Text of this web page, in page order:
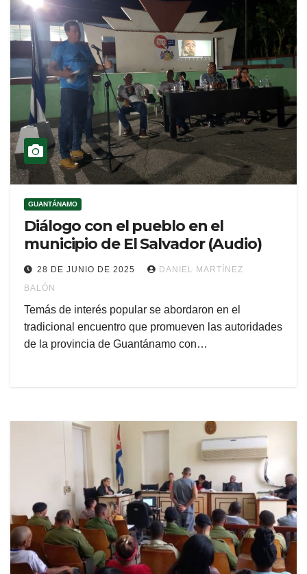
GUANTÁNAMO
Diálogo con el pueblo en el
municipio de El Salvador (Audio)
28 DE JUNIO DE 2025
DANIEL MARTÍNEZ
BALÓN
Temás de interés popular se abordaron en el
tradicional encuentro que promueven las autoridades
de la provincia de Guantánamo con…